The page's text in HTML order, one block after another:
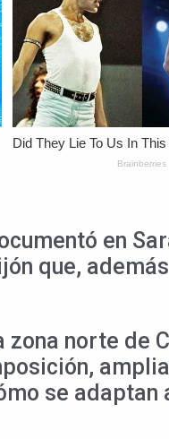
en
que,
zona norte de
se